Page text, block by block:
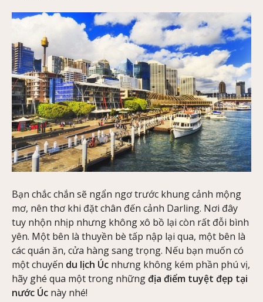
Bạn chắc chắn sẽ ngẩn ngơ trước khung cảnh mộng
mơ, nên thơ khi đặt chân đến cảnh Darling. Nơi đây
tuy nhộn nhịp nhưng không xô bồ lại còn rất đỗi bình
yên. Một bên là thuyền bè tấp nập lại qua, một bên là
các quán ăn, cửa hàng sang trọng. Nếu bạn muốn có
một chuyến du lịch Úc nhưng không kém phần phú vị,
hãy ghé qua một trong nhữngđịa điểm tuyệt đẹp tại
nước Úc này nhé!